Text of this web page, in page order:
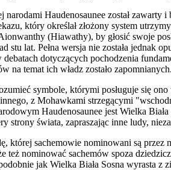
Haudenosaunee został
który określał złożony system
(Hiawathy), by głosić swoje po
stu lat. Pełna wersja nie została jednak
dotyczących pochodzenia
na temat ich władz zostało zapomnianych.
symbole, którymi posługuje się
z Mohawkami strzegącymi
Haudenosaunee jest Wielka
strony świata, zapraszając inne ludy,
której sachemowie nominowani są
też nominować sachemów spoza
jak Wielka Biała Sosna wyrasta z